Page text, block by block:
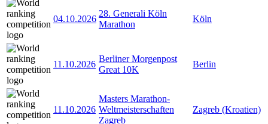
04.10.2026
28. Generali Köln
Marathon
Köln
11.10.2026
Berliner Morgenpost
Great 10K
Berlin
11.10.2026
Masters Marathon-
Weltmeisterschaften
Zagreb
Zagreb (Kroatien)